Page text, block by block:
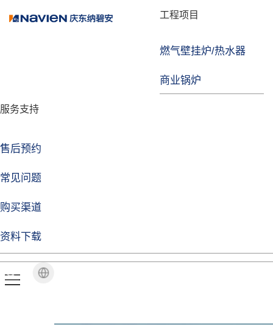
工程项目
燃气壁挂炉/热水器
商业锅炉
服务支持
售后预约
常见问题
购买渠道
资料下载
品牌故事
技术实力
企业动态
焦点注册Life
品牌视角